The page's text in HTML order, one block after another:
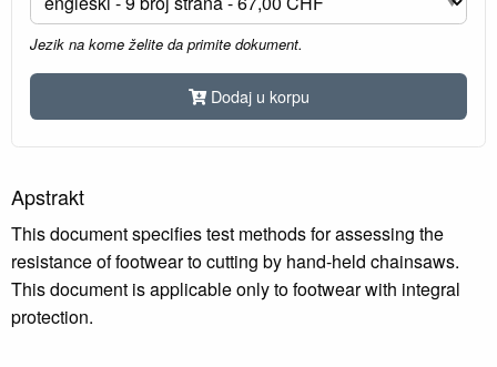
Jezik na kome želite da primite dokument.
Dodaj u korpu
Apstrakt
This document specifies test methods for assessing the
resistance of footwear to cutting by hand-held chainsaws.
This document is applicable only to footwear with integral
protection.